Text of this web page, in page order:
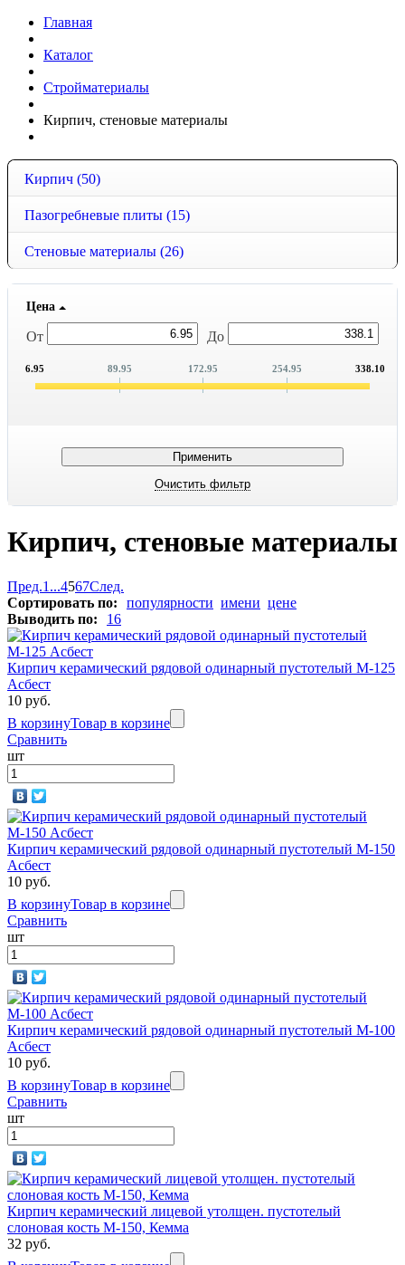
Главная
Каталог
Стройматериалы
Кирпич, стеновые материалы
Кирпич (50)
Пазогребневые плиты (15)
Стеновые материалы (26)
Цена
От До
6.95 89.95 172.95 254.95 338.10
Кирпич, стеновые материалы
Пред.1 ...4567След.
Сортировать по:
популярности имени цене
Выводить по:
16
Кирпич керамический рядовой одинарный пустотелый М-125
Асбест
10 руб.
В корзинуТовар в корзине
Сравнить
шт
Кирпич керамический рядовой одинарный пустотелый М-150
Асбест
10 руб.
В корзинуТовар в корзине
Сравнить
шт
Кирпич керамический рядовой одинарный пустотелый М-100
Асбест
10 руб.
В корзинуТовар в корзине
Сравнить
шт
Кирпич керамический лицевой утолщен. пустотелый
слоновая кость М-150, Кемма
32 руб.